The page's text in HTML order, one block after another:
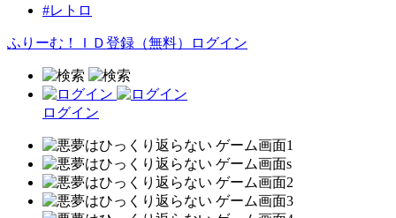
#レトロ
ふりーむ！ＩＤ登録（無料） ログイン
ログイン